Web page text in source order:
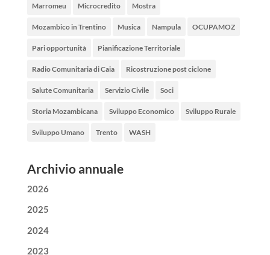
Marromeu Microcredito Mostra
Mozambico in Trentino Musica Nampula OCUPAMOZ
Pari opportunità Pianificazione Territoriale
Radio Comunitaria di Caia Ricostruzione post ciclone
Salute Comunitaria Servizio Civile Soci
Storia Mozambicana Sviluppo Economico Sviluppo Rurale
Sviluppo Umano Trento WASH
Archivio annuale
2026
2025
2024
2023